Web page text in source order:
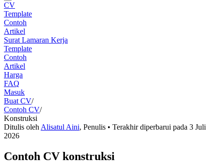
CV
Template
Contoh
Artikel
Surat Lamaran Kerja
Template
Contoh
Artikel
Harga
FAQ
Masuk
Buat CV/
Contoh CV/
Konstruksi
Ditulis oleh Alisatul Aini, Penulis • Terakhir diperbarui pada 3 Juli
2026
Contoh CV konstruksi